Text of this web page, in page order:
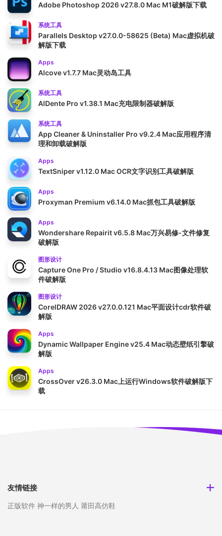
Adobe Photoshop 2026 v27.8.0 Mac M1破解版下载
系统工具
Parallels Desktop v27.0.0-58625 (Beta) Mac虚拟机破
解版下载
Apps
Alcove v1.7.7 Mac灵动岛工具
系统工具
AlDente Pro v1.38.1 Mac充电限制器破解版
系统工具
App Cleaner & Uninstaller Pro v9.2.4 Mac应用程序清
理和卸载破解版
Apps
TextSniper v1.12.0 Mac OCR文字识别工具破解版
Apps
Proxyman Premium v6.14.0 Mac抓包工具破解版
Apps
Wondershare Repairit v6.5.8 Mac万兴易修-文件修复
破解版
图形设计
Capture One Pro / Studio v16.8.4.13 Mac图像处理软
件破解版
图形设计
CorelDRAW 2026 v27.0.0.121 Mac平面设计cdr软件破
解版
Apps
Dynamic Wallpaper Engine v25.4 Mac动态壁纸引擎破
解版
Apps
CrossOver v26.3.0 Mac上运行Windows软件破解版下
载
友情链接
正版软件 神一样的男人 莆田高仿鞋